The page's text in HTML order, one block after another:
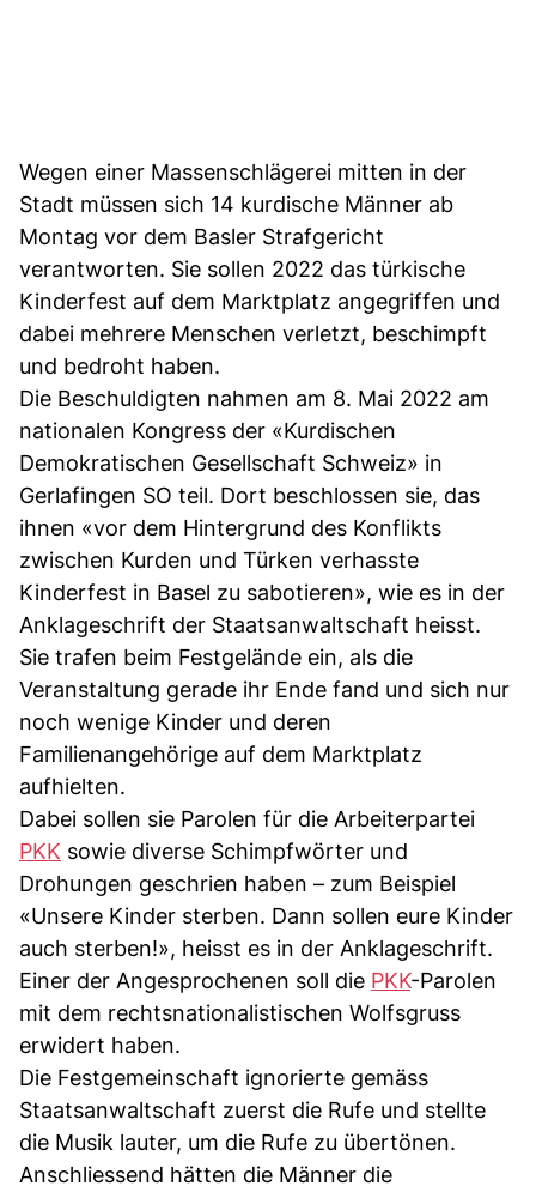
Wegen einer Massenschlägerei mitten in der
Stadt müssen sich 14 kurdische Männer ab
Montag vor dem Basler Strafgericht
verantworten. Sie sollen 2022 das türkische
Kinderfest auf dem Marktplatz angegriffen und
dabei mehrere Menschen verletzt, beschimpft
und bedroht haben.
Die Beschuldigten nahmen am 8. Mai 2022 am
nationalen Kongress der «Kurdischen
Demokratischen Gesellschaft Schweiz» in
Gerlafingen SO teil. Dort beschlossen sie, das
ihnen «vor dem Hintergrund des Konflikts
zwischen Kurden und Türken verhasste
Kinderfest in Basel zu sabotieren», wie es in der
Anklageschrift der Staatsanwaltschaft heisst.
Sie trafen beim Festgelände ein, als die
Veranstaltung gerade ihr Ende fand und sich nur
noch wenige Kinder und deren
Familienangehörige auf dem Marktplatz
aufhielten.
Dabei sollen sie Parolen für die Arbeiterpartei
PKK sowie diverse Schimpfwörter und
Drohungen geschrien haben – zum Beispiel
«Unsere Kinder sterben. Dann sollen eure Kinder
auch sterben!», heisst es in der Anklageschrift.
Einer der Angesprochenen soll die PKK-Parolen
mit dem rechtsnationalistischen Wolfsgruss
erwidert haben.
Die Festgemeinschaft ignorierte gemäss
Staatsanwaltschaft zuerst die Rufe und stellte
die Musik lauter, um die Rufe zu übertönen.
Anschliessend hätten die Männer die